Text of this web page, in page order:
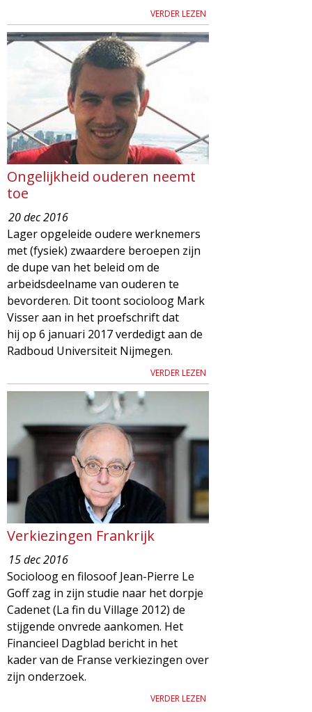
VERDER LEZEN
Ongelijkheid ouderen neemt
toe
20 dec 2016
Lager opgeleide oudere werknemers
met (fysiek) zwaardere beroepen zijn
de dupe van het beleid om de
arbeidsdeelname van ouderen te
bevorderen. Dit toont socioloog Mark
Visser aan in het proefschrift dat
hij op 6 januari 2017 verdedigt aan de
Radboud Universiteit Nijmegen.
VERDER LEZEN
Verkiezingen Frankrijk
15 dec 2016
Socioloog en filosoof Jean-Pierre Le
Goff zag in zijn studie naar het dorpje
Cadenet (La fin du Village 2012) de
stijgende onvrede aankomen. Het
Financieel Dagblad bericht in het
kader van de Franse verkiezingen over
zijn onderzoek.
VERDER LEZEN